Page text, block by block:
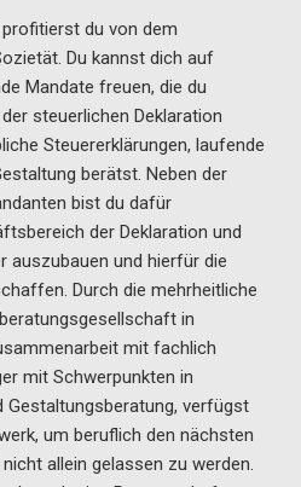
du von dem
Du kannst dich auf
Mandate freuen, die du
steuerlichen Deklaration
Steuererklärungen, laufende
berätst. Neben der
bist du dafür
der Deklaration und
auszubauen und hierfür die
Durch die mehrheitliche
in
mit fachlich
mit Schwerpunkten in
Gestaltungsberatung, verfügst
um beruflich den nächsten
allein gelassen zu werden.